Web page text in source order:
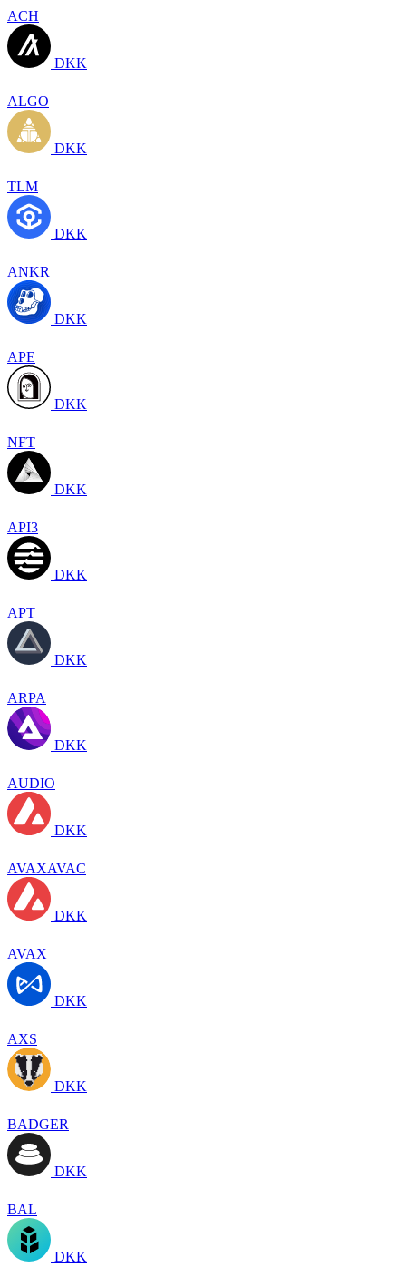
ACH
DKK
ALGO
DKK
TLM
DKK
ANKR
DKK
APE
DKK
NFT
DKK
API3
DKK
APT
DKK
ARPA
DKK
AUDIO
DKK
AVAXAVAC
DKK
AVAX
DKK
AXS
DKK
BADGER
DKK
BAL
DKK